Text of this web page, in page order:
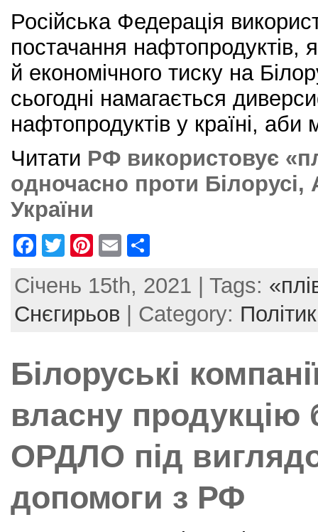
Російська Федерація
постачання нафтопродуктів,
й економічного тиску на
сьогодні намагається
нафтопродуктів у країні, аби
Читати РФ використовує
одночасно проти
України
F
c
e
o
o
k
T
itt
er
Pi
er
e
E
ai ar
e
Січень 15th, 2021 | Tags:
Снєгирьов | Category:
Білоруські
власну продукцію
ОРДЛО під
допомоги з РФ